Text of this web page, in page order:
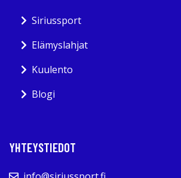
Siriussport
Elämyslahjat
Kuulento
Blogi
YHTEYSTIEDOT